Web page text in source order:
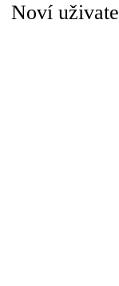
Noví